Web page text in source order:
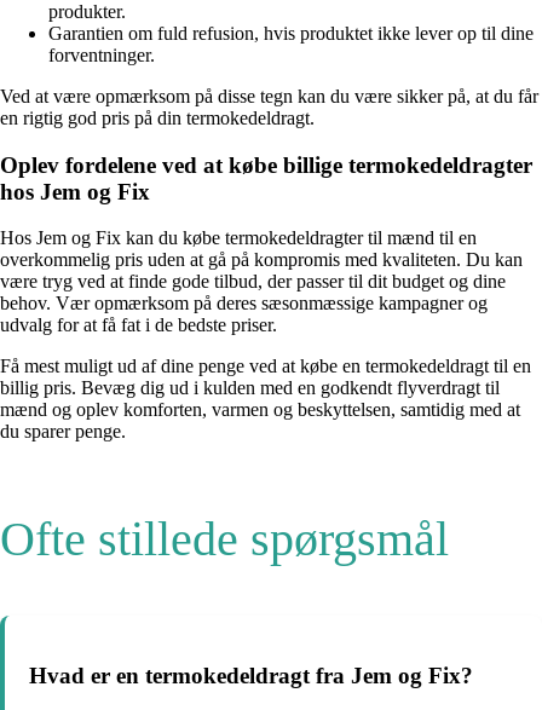
produkter.
Garantien om fuld refusion, hvis produktet ikke lever op til dine
forventninger.
Ved at være opmærksom på disse tegn kan du være sikker på, at du får
en rigtig god pris på din termokedeldragt.
Oplev fordelene ved at købe billige termokedeldragter
hos Jem og Fix
Hos Jem og Fix kan du købe termokedeldragter til mænd til en
overkommelig pris uden at gå på kompromis med kvaliteten. Du kan
være tryg ved at finde gode tilbud, der passer til dit budget og dine
behov. Vær opmærksom på deres sæsonmæssige kampagner og
udvalg for at få fat i de bedste priser.
Få mest muligt ud af dine penge ved at købe en termokedeldragt til en
billig pris. Bevæg dig ud i kulden med en godkendt flyverdragt til
mænd og oplev komforten, varmen og beskyttelsen, samtidig med at
du sparer penge.
Ofte stillede spørgsmål
Hvad er en termokedeldragt fra Jem og Fix?